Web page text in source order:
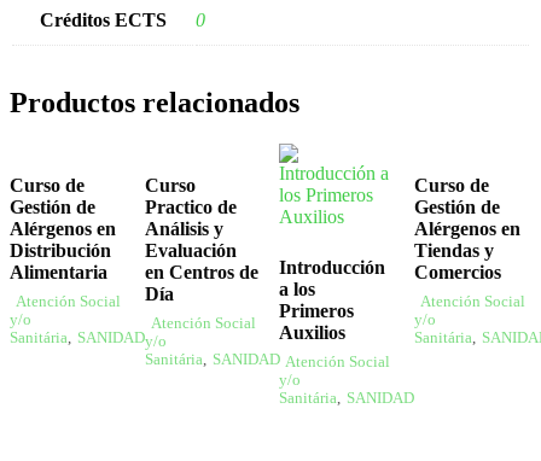
Créditos ECTS 0
Productos relacionados
Curso de
Gestión de
Alérgenos en
Distribución
Alimentaria
Atención Social
y/o
Sanitária
SANIDAD
Curso
Practico de
Análisis y
Evaluación
en Centros de
Día
Atención Social
y/o
Sanitária
SANIDAD
Introducción
a los
Primeros
Auxilios
Atención Social
y/o
Sanitária
SANIDAD
Curso de
Gestión de
Alérgenos en
Tiendas y
Comercios
Atención Social
y/o
Sanitária